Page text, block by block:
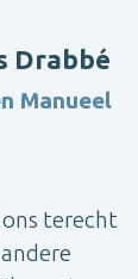
Drabbé
Manueel
terecht